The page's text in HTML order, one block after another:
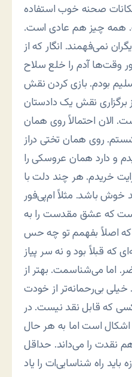
صحنه خوب استفاده
همه چیز هم عادی است.
نمی‌فهمند. انگار که از
وقت‌ها آدم را خلع سلاح
بودم. بازی کردن نقش
برگزاری نقش یک دادستان
الان احتمالاً روی همان
روی همان تختی دراز
و دارد همان عروسکی را
خریدم. هر چند دلت با
خوش باشد. مثلاً ام‌پی‌فور
که عشق مقدست را به
اصلاً بفهمم تو چه حس
که قبلاً بود و نه سر پیاز
اما می‌شناسمت. بهتر از
بی‌رحمانه‌تر از خودت
که قابل نقد نیست. در
است اما به هر حال
نقدت را می‌داند. حداقل
باید راه شناسایی‌ات را یاد